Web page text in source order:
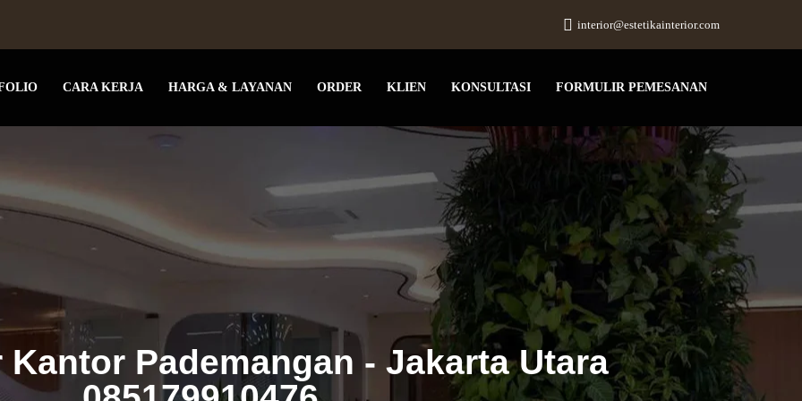
interior@estetikainterior.com
CARA KERJA HARGA & LAYANAN ORDER KLIEN KONSULTASI FORMULIR PEMESANAN
Pademangan - Jakarta Utara